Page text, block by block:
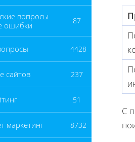
вопросы
ошибки
87
4428
сайтов 237
51
маркетинг 8732
С